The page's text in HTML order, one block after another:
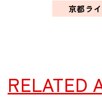
京都ラ
RELATED